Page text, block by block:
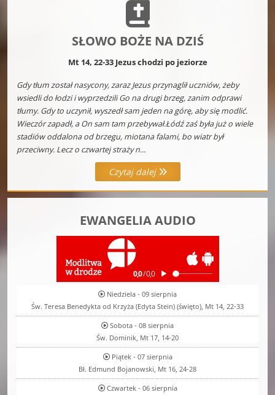
SŁOWO BOŻE NA DZIŚ
Mt 14, 22-33 Jezus chodzi po jeziorze
Gdy tłum został nasycony, zaraz Jezus przynaglił uczniów, żeby
wsiedli do łodzi i wyprzedzili Go na drugi brzeg, zanim odprawi
tłumy. Gdy to uczynił, wyszedł sam jeden na górę, aby się modlić.
Wieczór zapadł, a On sam tam przebywał.Łódź zaś była już o wiele
stadiów oddalona od brzegu, miotana falami, bo wiatr był
przeciwny. Lecz o czwartej straży n...
Czytaj dalej
EWANGELIA AUDIO
Niedziela - 09 sierpnia
Św. Teresa Benedykta od Krzyża (Edyta Stein) (święto), Mt 14, 22-33
Sobota - 08 sierpnia
Św. Dominik, Mt 17, 14-20
Piątek - 07 sierpnia
Bł. Edmund Bojanowski, Mt 16, 24-28
Czwartek - 06 sierpnia